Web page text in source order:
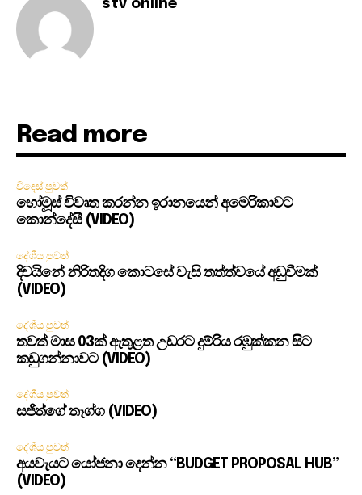
stv online
Read more
විදෙස් පුවත්
හෝමූස් විවෘත කරන්න ඉරානයෙන් අමෙරිකාවට
කොන්දේසී (VIDEO)
දේශීය පුවත්
දිවයිනේ නිරිතදිග කොටසේ වැසි තත්ත්වයේ අඩුවීමක්
(VIDEO)
දේශීය පුවත්
තවත් මාස 03ක් ඇතුළත උඩරට දුම්රිය රඹුක්කන සිට
කඩුගන්නාවට (VIDEO)
දේශීය පුවත්
සජිත්ගේ තෑග්ග (VIDEO)
දේශීය පුවත්
අයවැයට යෝජනා දෙන්න “BUDGET PROPOSAL HUB”
(VIDEO)